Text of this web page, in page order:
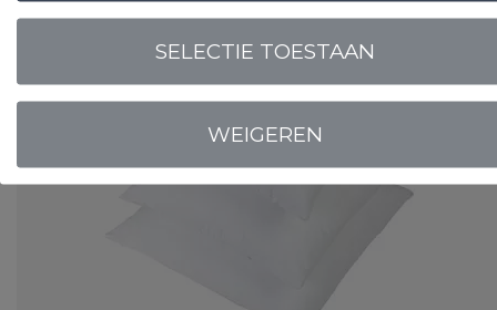
WEIGEREN
SELECTIE TOESTAAN